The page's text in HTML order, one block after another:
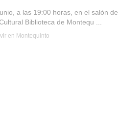
a las 19:00 horas, en el salón de
Biblioteca de Montequ ...
en Montequinto